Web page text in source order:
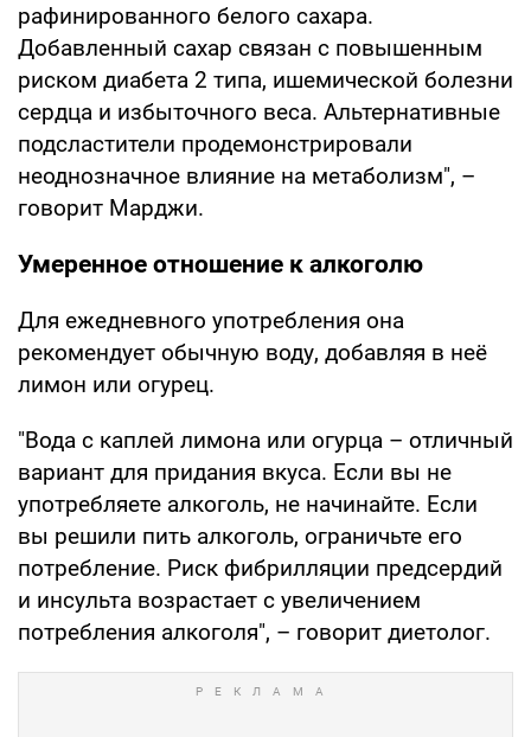
рафинированного белого сахара.
Добавленный сахар связан с повышенным
риском диабета 2 типа, ишемической болезни
сердца и избыточного веса. Альтернативные
подсластители продемонстрировали
неоднозначное влияние на метаболизм", –
говорит Марджи.
Умеренное отношение к алкоголю
Для ежедневного употребления она
рекомендует обычную воду, добавляя в неё
лимон или огурец.
"Вода с каплей лимона или огурца – отличный
вариант для придания вкуса. Если вы не
употребляете алкоголь, не начинайте. Если
вы решили пить алкоголь, ограничьте его
потребление. Риск фибрилляции предсердий
и инсульта возрастает с увеличением
потребления алкоголя", – говорит диетолог.